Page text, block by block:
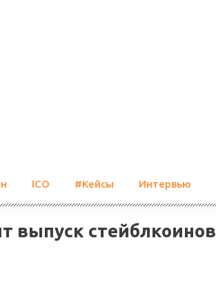
ICO #Кейсы Интервью
выпуск стейблкоинов